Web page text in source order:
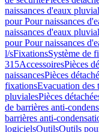
naissances d'eaux
pour Pour naissances
naissances d'eaux
pour Pour naissances
l/sFixationsSystème de
315AccessoiresPièces
naissancesPièces
fixationsEvacuation des
pluvialesPièces
de barrières anti-
barrières anti-
logicielsOutilsOutils